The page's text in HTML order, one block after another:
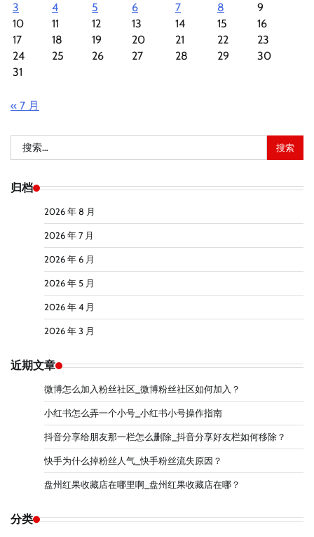
3
4 5 6 7 8
9
10
11 12 13 14 15
16
17
18 19 20 21 22
23
24
25 26 27 28 29
30
31
« 7 月
索：
归档
2026 年 8 月
2026 年 7 月
2026 年 6 月
2026 年 5 月
2026 年 4 月
2026 年 3 月
近期文章
微博怎么加入粉丝社区_微博粉丝社区如何加入？
小红书怎么弄一个小号_小红书小号操作指南
抖音分享给朋友那一栏怎么删除_抖音分享好友栏如何移除？
快手为什么掉粉丝人气_快手粉丝流失原因？
盘州红果收藏店在哪里啊_盘州红果收藏店在哪？
分类